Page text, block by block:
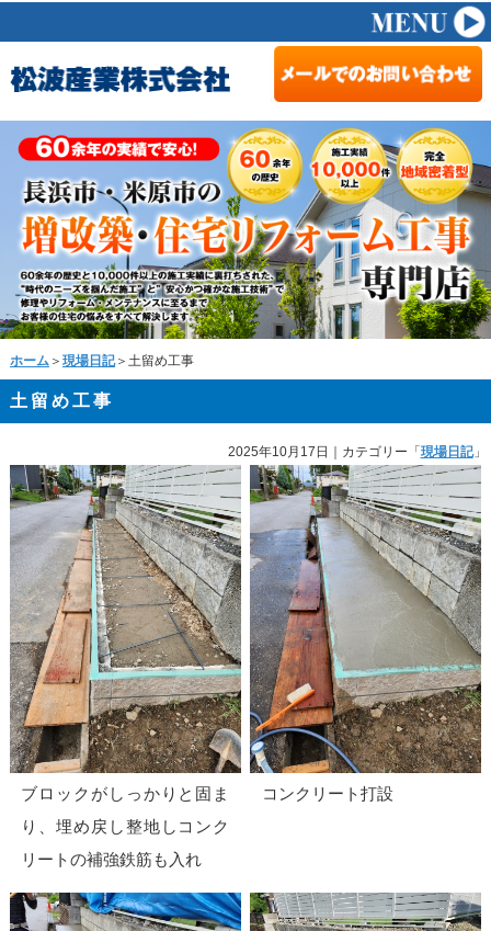
ホーム ＞ 現場日記＞土留め工事
土留め工事
2025年10月17日 ｜カテゴリー「 現場日記」
ブロックがしっかりと固ま
り、埋め戻し整地しコンク
リートの補強鉄筋も入れ
コンクリート打設